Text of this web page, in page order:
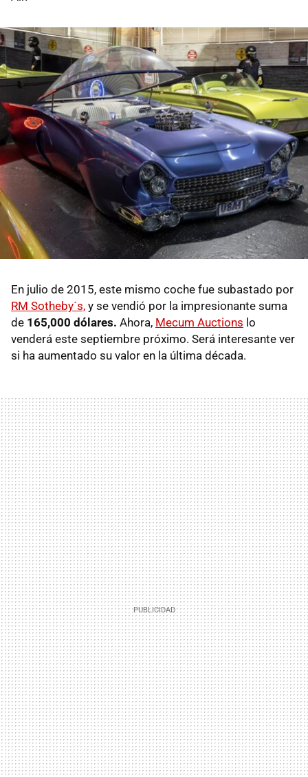
En julio de 2015, este mismo coche fue subastado por
RM Sotheby´s, y se vendió por la impresionante suma
de 165,000 dólares. Ahora, Mecum Auctions lo
venderá este septiembre próximo. Será interesante ver
si ha aumentado su valor en la última década.